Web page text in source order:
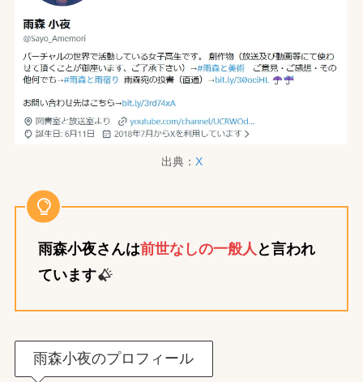
出典： X
雨森小夜さんは前世なしの一般人 と言われ
ています
雨森小夜のプロフィール